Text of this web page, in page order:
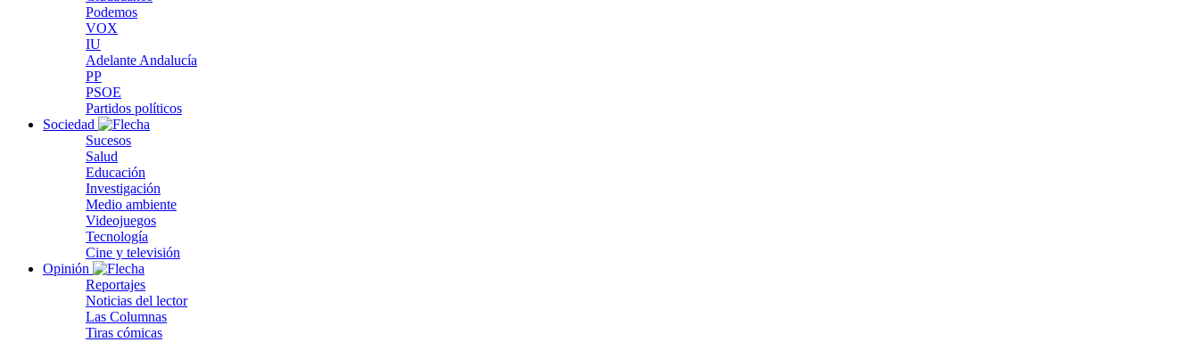
Podemos
VOX
IU
Adelante Andalucía
PP
PSOE
Partidos políticos
Sociedad
Sucesos
Salud
Educación
Investigación
Medio ambiente
Videojuegos
Tecnología
Cine y televisión
Opinión
Reportajes
Noticias del lector
Las Columnas
Tiras cómicas